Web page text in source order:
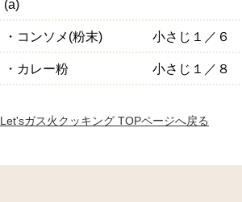
(a)
・コンソメ(粉末) 小さじ１／６
・カレー粉 小さじ１／８
Let'sガス火クッキング TOPページへ戻る